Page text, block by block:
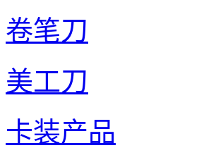
卷笔刀
美工刀
卡装产品